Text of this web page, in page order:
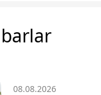
08.08.2026